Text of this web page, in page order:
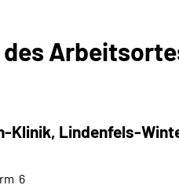
des
Klinik, Lindenfels-
6